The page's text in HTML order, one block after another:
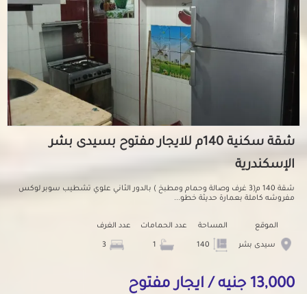
شقة سكنية 140م للايجار مفتوح بسيدى بشر
الإسكندرية
شقة 140 م(3 غرف وصالة وحمام ومطبخ ) بالدور الثاني علوي تشطيب سوبر لوكس
مفروشه كاملة بعمارة حديثة خطو...
الموقع
سيدى بشر
المساحة عدد الحمامات عدد الغرف
13,000 جنيه / ايجار مفتوح